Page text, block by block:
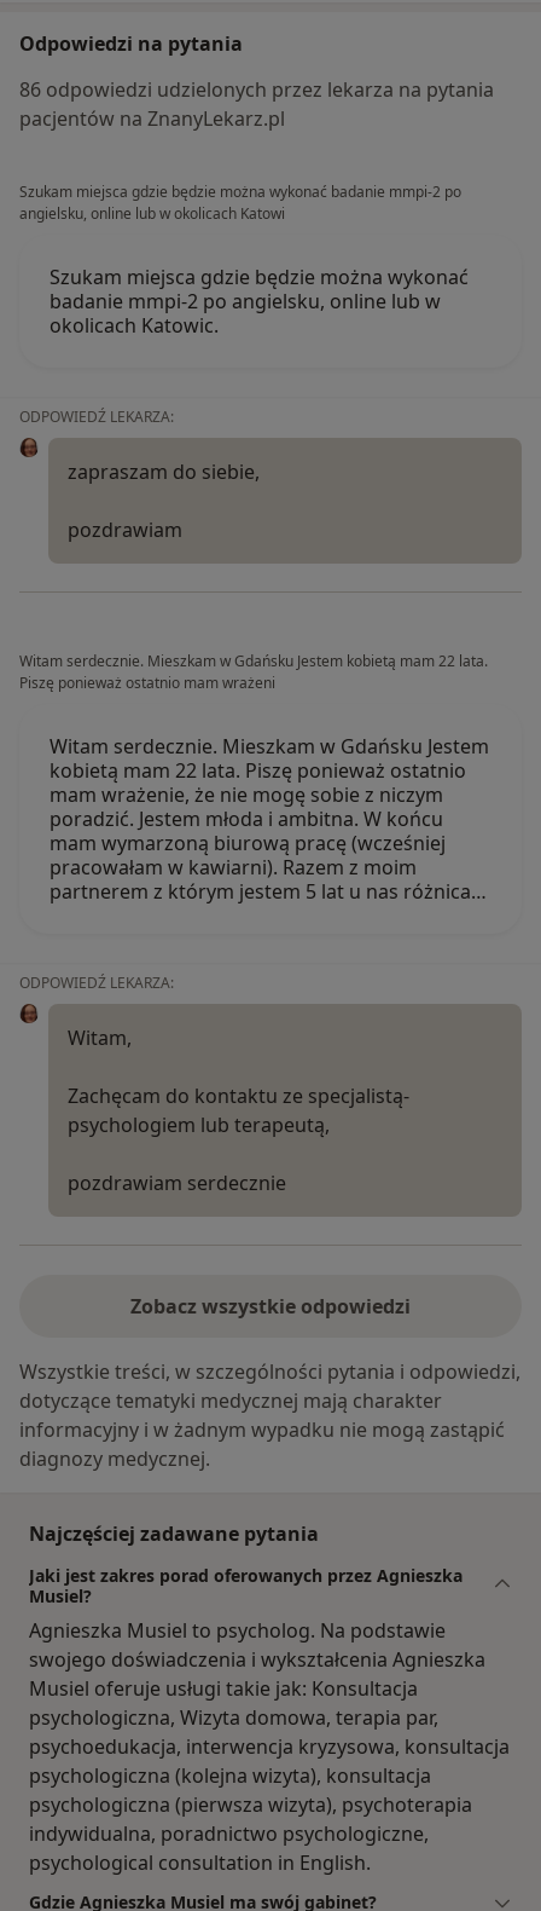
Odpowiedzi na pytania
86 odpowiedzi udzielonych przez lekarza na pytania
pacjentów na ZnanyLekarz.pl
Szukam miejsca gdzie będzie można wykonać badanie mmpi-2 po
angielsku, online lub w okolicach Katowi
Szukam miejsca gdzie będzie można wykonać
badanie mmpi-2 po angielsku, online lub w
okolicach Katowic.
ODPOWIEDŹ LEKARZA:
zapraszam do siebie,
pozdrawiam
Witam serdecznie. Mieszkam w Gdańsku Jestem kobietą mam 22 lata.
Piszę ponieważ ostatnio mam wrażeni
Witam serdecznie. Mieszkam w Gdańsku Jestem
kobietą mam 22 lata. Piszę ponieważ ostatnio
mam wrażenie, że nie mogę sobie z niczym
poradzić. Jestem młoda i ambitna. W końcu
mam wymarzoną biurową pracę (wcześniej
pracowałam w kawiarni). Razem z moim
partnerem z którym jestem 5 lat u nas różnica…
ODPOWIEDŹ LEKARZA:
Witam,
Zachęcam do kontaktu ze specjalistą-
psychologiem lub terapeutą,
pozdrawiam serdecznie
Zobacz wszystkie odpowiedzi
Wszystkie treści, w szczególności pytania i odpowiedzi,
dotyczące tematyki medycznej mają charakter
informacyjny i w żadnym wypadku nie mogą zastąpić
diagnozy medycznej.
Najczęściej zadawane pytania
Jaki jest zakres porad oferowanych przez Agnieszka
Musiel?
Agnieszka Musiel to psycholog. Na podstawie
swojego doświadczenia i wykształcenia Agnieszka
Musiel oferuje usługi takie jak: Konsultacja
psychologiczna, Wizyta domowa, terapia par,
psychoedukacja, interwencja kryzysowa, konsultacja
psychologiczna (kolejna wizyta), konsultacja
psychologiczna (pierwsza wizyta), psychoterapia
indywidualna, poradnictwo psychologiczne,
psychological consultation in English.
Gdzie Agnieszka Musiel ma swój gabinet?